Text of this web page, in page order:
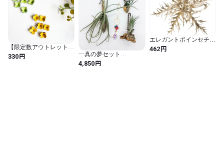
【限定数アウトレット】
カメリアSサイズ(６個
330円
一真の夢セット
Ver.3（チランジア厳選3
種・特製サンキャッチャ
4,850円
エレガントポインセチア
ピックCHP CVD-173
4961823513985
462円